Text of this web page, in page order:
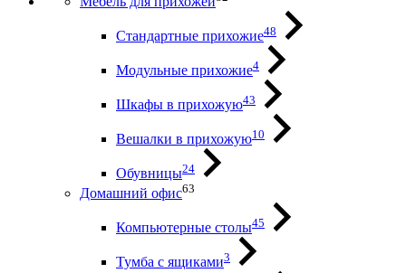
Стандартные прихожие48
Модульные прихожие4
Шкафы в прихожую43
Вешалки в прихожую10
Обувницы24
Домашний офис63
Компьютерные столы45
Тумба с ящиками3